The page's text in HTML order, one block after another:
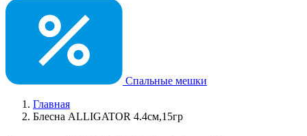
Спальные мешки
Главная
Блесна ALLIGATOR 4.4см,15гр